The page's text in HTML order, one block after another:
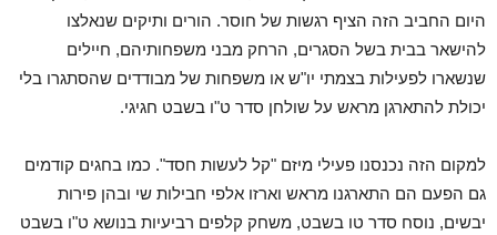
היום החביב הזה הציף רגשות של חוסר. הורים ותיקים שנאלצו
להישאר בבית בשל הסגרים, הרחק מבני משפחותיהם, חיילים
שנשארו לפעילות בצמתי יו"ש או משפחות של מבודדים שהסתגרו בלי
יכולת להתארגן מראש על שולחן סדר ט"ו בשבט חגיגי.
למקום הזה נכנסנו פעילי מיזם "קל לעשות חסד". כמו בחגים קודמים
גם הפעם הם התארגנו מראש וארזו אלפי חבילות שי ובהן פירות
יבשים, נוסח סדר טו בשבט, משחק קלפים רביעיות בנושא ט"ו בשבט